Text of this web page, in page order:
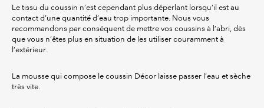
Le tissu du coussin n’est cependant plus déperlant lorsqu’il est au
contact d’une quantité d’eau trop importante. Nous vous
recommandons par conséquent de mettre vos coussins à l’abri, dès
que vous n’êtes plus en situation de les utiliser couramment à
l’extérieur.
La mousse qui compose le coussin Décor laisse passer l’eau et sèche
très vite.